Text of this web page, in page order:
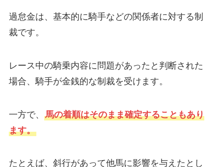
過怠金は、基本的に騎手などの関係者に対する制
裁です。
レース中の騎乗内容に問題があったと判断された
場合、騎手が金銭的な制裁を受けます。
一方で、 馬の着順はそのまま確定することもあり
ます。
たとえば、斜行があって他馬に影響を与えたとし